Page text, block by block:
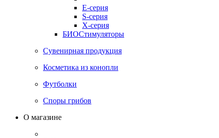
E-серия
S-серия
X-серия
БИОСтимуляторы
Сувенирная продукция
Косметика из конопли
Футболки
Споры грибов
О магазине